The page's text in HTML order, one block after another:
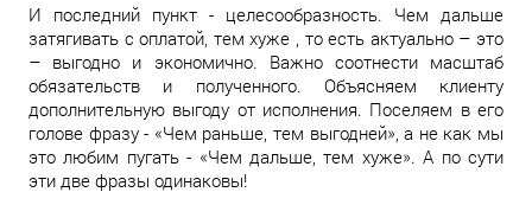
И последний пункт - целесообразность. Чем дальше
затягивать с оплатой, тем хуже , то есть актуально – это
– выгодно и экономично. Важно соотнести масштаб
обязательств и полученного. Объясняем клиенту
дополнительную выгоду от исполнения. Поселяем в его
голове фразу - «Чем раньше, тем выгодней», а не как мы
это любим пугать - «Чем дальше, тем хуже». А по сути
эти две фразы одинаковы!